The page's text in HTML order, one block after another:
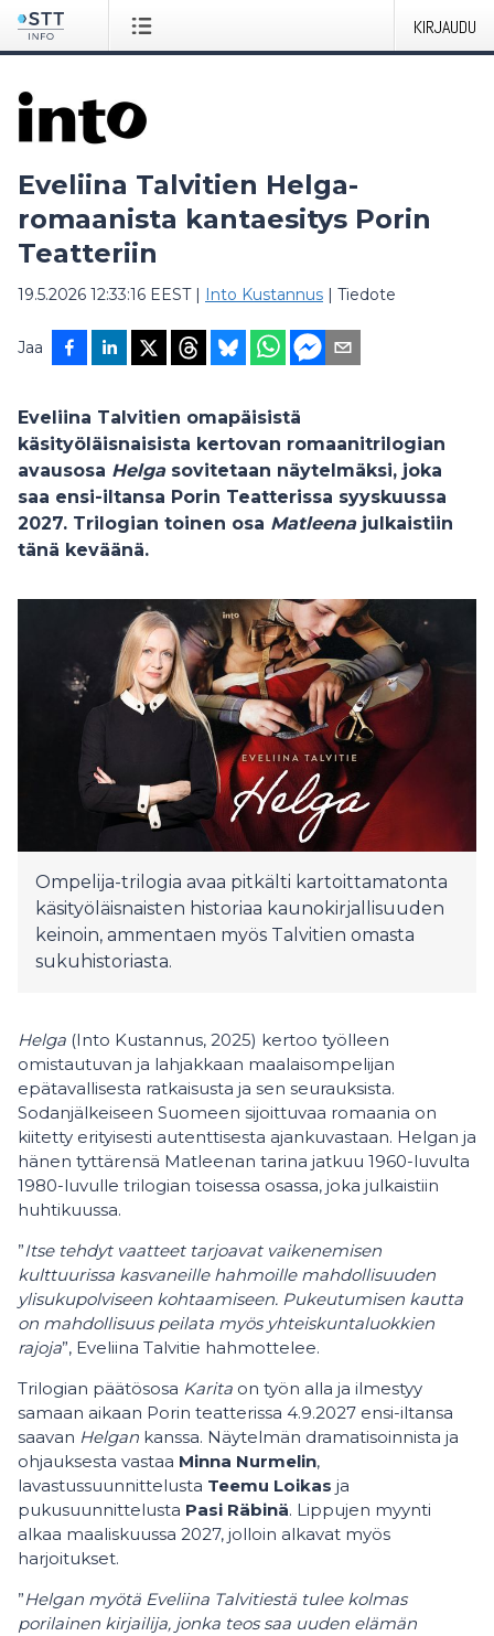
KIRJAUDU
Eveliina Talvitien Helga-
romaanista kantaesitys Porin
Teatteriin
19.5.2026 12:33:16 EEST| Into Kustannus | Tiedote
Jaa
Eveliina Talvitien omapäisistä
käsityöläisnaisista kertovan romaanitrilogian
avausosa Helga sovitetaan näytelmäksi, joka
saa ensi-iltansa Porin Teatterissa syyskuussa
2027. Trilogian toinen osa Matleenajulkaistiin
tänä keväänä.
Ompelija-trilogia avaa pitkälti kartoittamatonta
käsityöläisnaisten historiaa kaunokirjallisuuden
keinoin, ammentaen myös Talvitien omasta
sukuhistoriasta.
Helga (Into Kustannus, 2025) kertoo työlleen
omistautuvan ja lahjakkaan maalaisompelijan
epätavallisesta ratkaisusta ja sen seurauksista.
Sodanjälkeiseen Suomeen sijoittuvaa romaania on
kiitetty erityisesti autenttisesta ajankuvastaan. Helgan ja
hänen tyttärensä Matleenan tarina jatkuu 1960-luvulta
1980-luvulle trilogian toisessa osassa, joka julkaistiin
huhtikuussa.
”Itse tehdyt vaatteet tarjoavat vaikenemisen
kulttuurissa kasvaneille hahmoille mahdollisuuden
ylisukupolviseen kohtaamiseen. Pukeutumisen kautta
on mahdollisuus peilata myös yhteiskuntaluokkien
rajoja”, Eveliina Talvitie hahmottelee.
Trilogian päätösosa Karita on työn alla ja ilmestyy
samaan aikaan Porin teatterissa 4.9.2027 ensi-iltansa
saavan Helgan kanssa. Näytelmän dramatisoinnista ja
ohjauksesta vastaa Minna Nurmelin,
lavastussuunnittelusta Teemu Loikas ja
pukusuunnittelusta Pasi Räbinä. Lippujen myynti
alkaa maaliskuussa 2027, jolloin alkavat myös
harjoitukset.
”Helgan myötä Eveliina Talvitiestä tulee kolmas
porilainen kirjailija, jonka teos saa uuden elämän